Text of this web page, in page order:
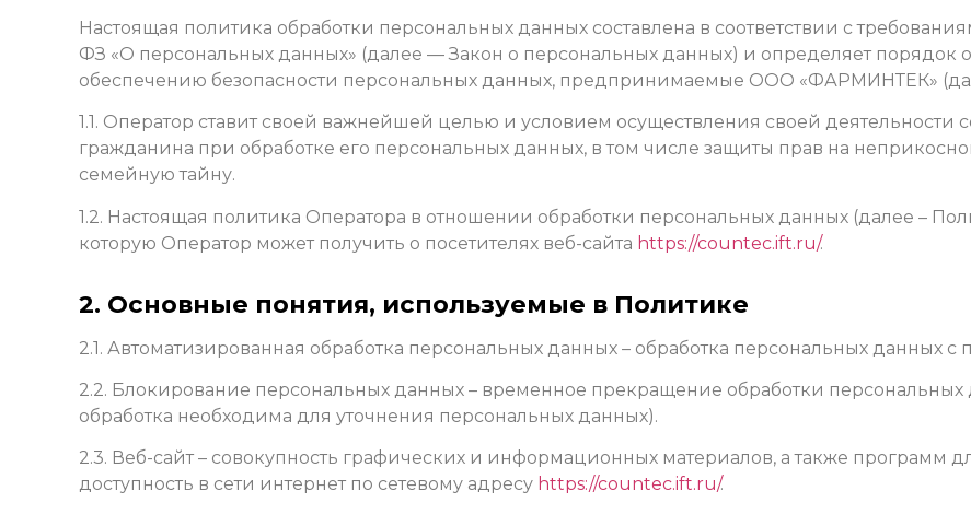
Настоящая политика обработки персональных данных составлена в соответствии с
ФЗ «О персональных данных» (далее — Закон о персональных данных) и определяет порядок
обеспечению безопасности персональных данных, предпринимаемые ООО «ФАРМИНТЕК»
1.1. Оператор ставит своей важнейшей целью и условием осуществления своей деятельности
гражданина при обработке его персональных данных, в том числе защиты прав на
семейную тайну.
1.2. Настоящая политика Оператора в отношении обработки персональных данных (далее –
которую Оператор может получить о посетителях веб-сайта https://countec.ift.ru/.
2. Основные понятия, используемые в Политике
2.1. Автоматизированная обработка персональных данных – обработка персональных данных
2.2. Блокирование персональных данных – временное прекращение обработки персональных
обработка необходима для уточнения персональных данных).
2.3. Веб-сайт – совокупность графических и информационных материалов, а также программ
доступность в сети интернет по сетевому адресу https://countec.ift.ru/.